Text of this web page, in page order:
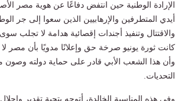
الإرادة الوطنية حين انتفض دفاعًا عن هوية مصر
أيدي المتطرفين والإرهابيين الذين سعوا إلى جر
والاقتتال وتنفيذ أجندات إقصائية هدامة لا تجلب
كانت ثورة يونيو صرخة حق وإعلانًا مدويًا بأن مصر لا
وأن هذا الشعب الأبي قادر على حماية دولته
التحديات.
وفي هذه المناسبة الخالدة، أتوجه بتحية تقدير